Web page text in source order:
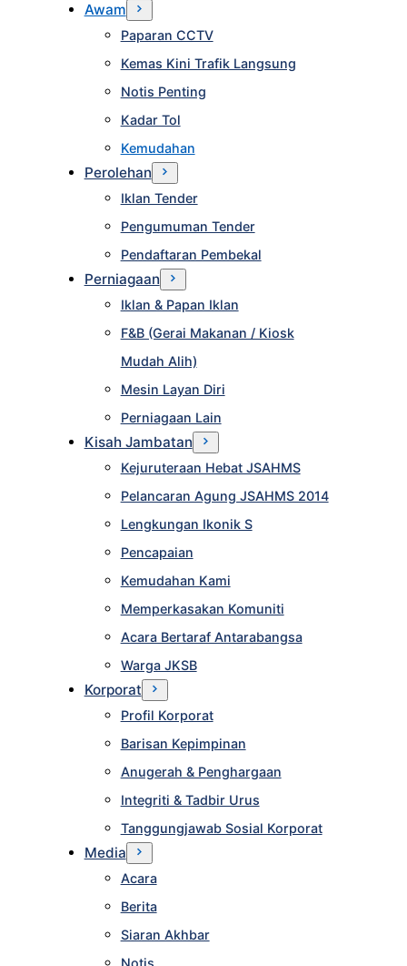
Awam
Paparan CCTV
Kemas Kini Trafik Langsung
Notis Penting
Kadar Tol
Kemudahan
Perolehan
Iklan Tender
Pengumuman Tender
Pendaftaran Pembekal
Perniagaan
Iklan & Papan Iklan
F&B (Gerai Makanan / Kiosk
Mudah Alih)
Mesin Layan Diri
Perniagaan Lain
Kisah Jambatan
Kejuruteraan Hebat JSAHMS
Pelancaran Agung JSAHMS 2014
Lengkungan Ikonik S
Pencapaian
Kemudahan Kami
Memperkasakan Komuniti
Acara Bertaraf Antarabangsa
Warga JKSB
Korporat
Profil Korporat
Barisan Kepimpinan
Anugerah & Penghargaan
Integriti & Tadbir Urus
Tanggungjawab Sosial Korporat
Media
Acara
Berita
Siaran Akhbar